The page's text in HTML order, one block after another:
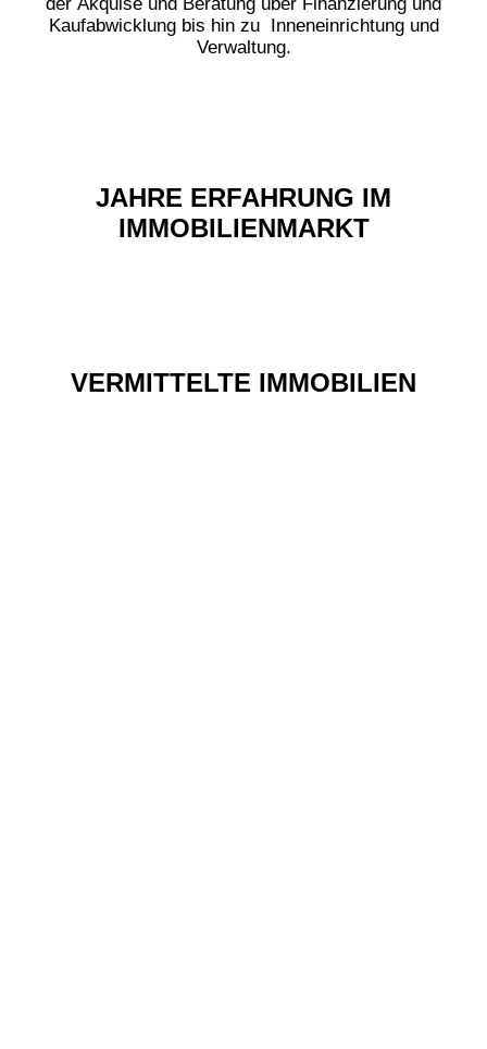
Kaufabwicklung bis hin zu Inneneinrichtung und
Verwaltung.
JAHRE ERFAHRUNG IM
IMMOBILIENMARKT
VERMITTELTE IMMOBILIEN